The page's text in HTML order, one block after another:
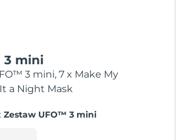
3 mini
3 mini, 7 x Make My
a Night Mask
Zestaw UFO™ 3 mini